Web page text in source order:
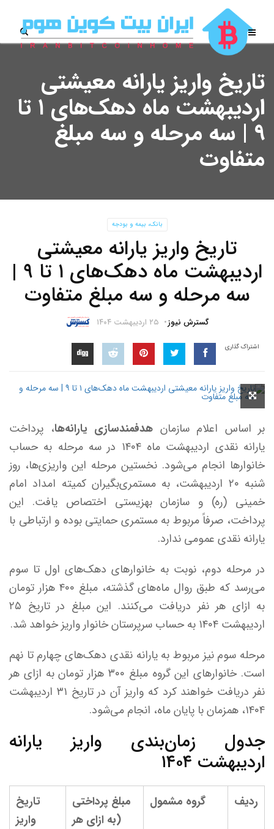
تاریخ واریز یارانه معیشتی
اردیبهشت ماه دهک‌های ۱ تا
۹ | سه مرحله و سه مبلغ
متفاوت
بانک، بیمه و بودجه
تاریخ واریز یارانه معیشتی
اردیبهشت ماه دهک‌های ۱ تا ۹ |
سه مرحله و سه مبلغ متفاوت
گسترش نیوز ۲۵ اردیبهشت ۱۴۰۴
اشتراک گذاری
بر اساس اعلام سازمان هدفمندسازی یارانه‌ها، پرداخت
یارانه نقدی اردیبهشت‌ ماه ۱۴۰۴ در سه مرحله به حساب
خانوارها انجام می‌شود. نخستین مرحله این واریزی‌ها، روز
شنبه ۲۰ اردیبهشت، به مستمری‌بگیران کمیته امداد امام
خمینی (ره) و سازمان بهزیستی اختصاص یافت. این
پرداخت، صرفاً مربوط به مستمری حمایتی بوده و ارتباطی با
یارانه نقدی عمومی ندارد.
در مرحله دوم، نوبت به خانوارهای دهک‌های اول تا سوم
می‌رسد که طبق روال ماه‌های گذشته، مبلغ ۴۰۰ هزار تومان
به ازای هر نفر دریافت می‌کنند. این مبلغ در تاریخ ۲۵
اردیبهشت ۱۴۰۴ به حساب سرپرستان خانوار واریز خواهد شد.
مرحله سوم نیز مربوط به یارانه نقدی دهک‌های چهارم تا نهم
است. خانوارهای این گروه مبلغ ۳۰۰ هزار تومان به ازای هر
نفر دریافت خواهند کرد که واریز آن در تاریخ ۳۱ اردیبهشت
۱۴۰۴، همزمان با پایان ماه، انجام می‌شود.
جدول زمان‌بندی واریز یارانه
اردیبهشت ۱۴۰۴
ردیف گروه مشمول
مبلغ پرداختی
(به ازای هر
تاریخ
واریز